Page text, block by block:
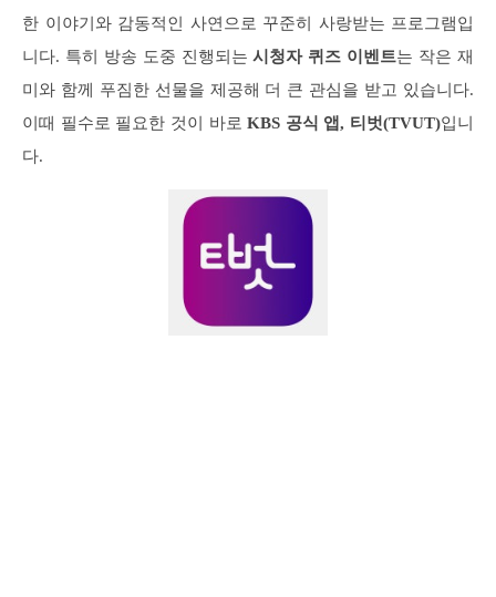
한 이야기와 감동적인 사연으로 꾸준히 사랑받는 프로그램입
니다. 특히 방송 도중 진행되는시청자 퀴즈 이벤트는 작은 재
미와 함께 푸짐한 선물을 제공해 더 큰 관심을 받고 있습니다.
이때 필수로 필요한 것이 바로KBS 공식 앱, 티벗(TVUT)입니
다.